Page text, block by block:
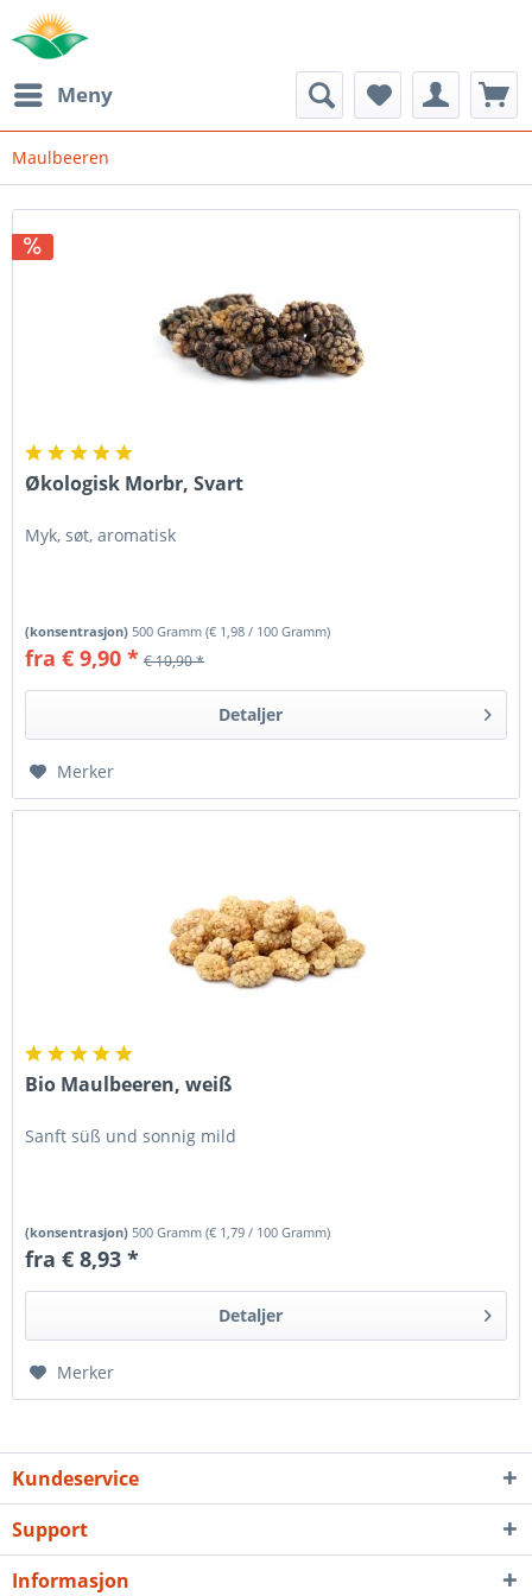
Meny
Maulbeeren
Økologisk Morbr, Svart
Myk, søt, aromatisk
(konsentrasjon)500 Gramm(€ 1,98 / 100 Gramm)
fra € 9,90 * € 10,90 *
Detaljer
Merker
Bio Maulbeeren, weiß
Sanft süß und sonnig mild
(konsentrasjon) 500 Gramm(€ 1,79 / 100 Gramm)
fra € 8,93 *
Detaljer
Merker
Kundeservice
Support
Informasjon